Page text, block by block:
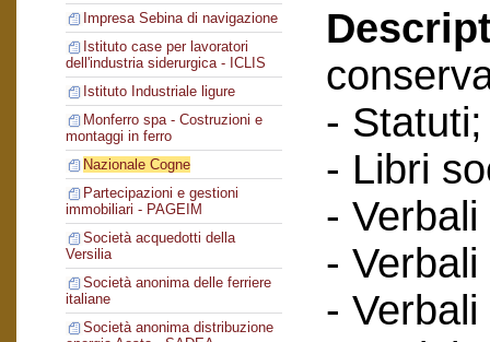
Impresa Sebina di navigazione
Istituto case per lavoratori
dell'industria siderurgica - ICLIS
Istituto Industriale ligure
Monferro spa - Costruzioni e
montaggi in ferro
Nazionale Cogne
Partecipazioni e gestioni
immobiliari - PAGEIM
Società acquedotti della
Versilia
Società anonima delle ferriere
italiane
Società anonima distribuzione
- Statuti;
- Libri
-
-
-